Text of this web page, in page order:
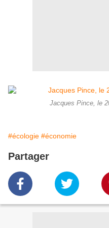
Jacques Pince, le
#écologie #économie
Partager